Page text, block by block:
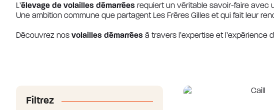
L’élevage de volailles démarrées requiert un véritable savoir-faire avec
Une ambition commune que partagent Les Frères Gilles et qui fait leur
Découvrez nos volailles démarrées à travers l’expertise et l’expérience
Filtrez